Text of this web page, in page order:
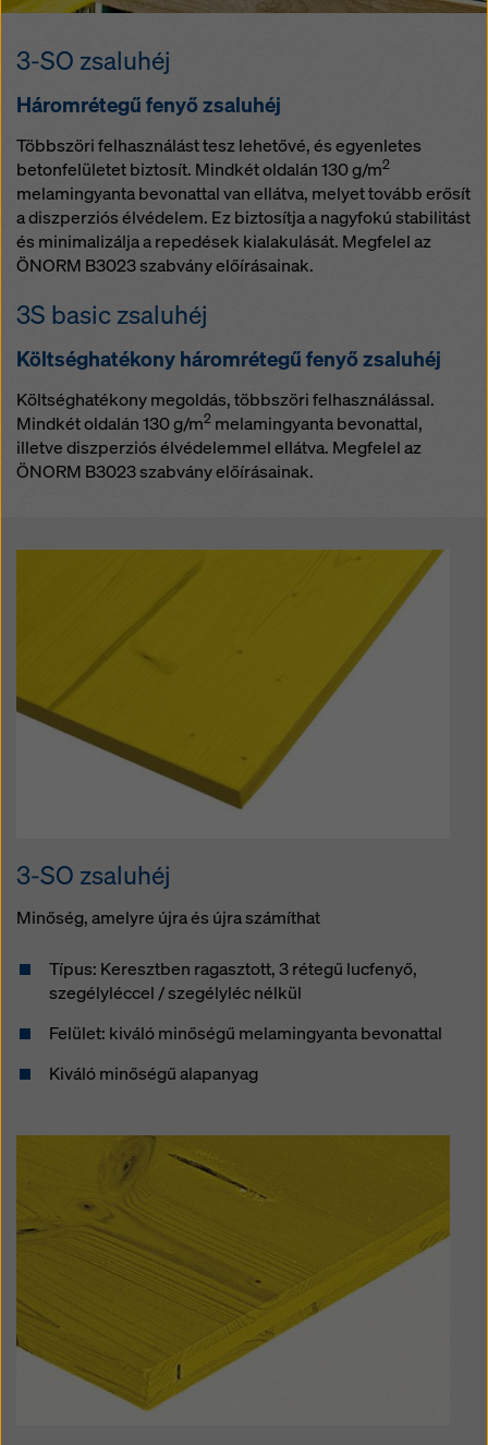
3-SO zsaluhéj
Háromrétegű fenyő zsaluhéj
Többszöri felhasználást tesz lehetővé, és egyenletes
betonfelületet biztosít. Mindkét oldalán 130 g/m2
melamingyanta bevonattal van ellátva, melyet tovább erősít
a diszperziós élvédelem. Ez biztosítja a nagyfokú stabilitást
és minimalizálja a repedések kialakulását. Megfelel az
ÖNORM B3023 szabvány előírásainak.
3S basic zsaluhéj
Költséghatékony háromrétegű fenyő zsaluhéj
Költséghatékony megoldás, többszöri felhasználással.
Mindkét oldalán 130 g/m2 melamingyanta bevonattal,
illetve diszperziós élvédelemmel ellátva. Megfelel az
ÖNORM B3023 szabvány előírásainak.
3-SO zsaluhéj
Minőség, amelyre újra és újra számíthat
Típus: Keresztben ragasztott, 3 rétegű lucfenyő,
szegélyléccel / szegélyléc nélkül
Felület: kiváló minőségű melamingyanta bevonattal
Kiváló minőségű alapanyag
hozzáférhetnek, és hogy ez ellen nincs hatékony
kattintva, vagy a weboldal alján található cookie-
beállításokra kattintva és a megfelelő jelölőnégyzetek
segítségével acookie-beállítások
weboldal alján találhatócookie-beállításokra kattintva
bármikor visszavonhatja hozzájárulását a jövőre nézve
és indoklás nélkül.
További információkat a cookie-królAdatvédelmi
szabályzatunkbantalál. Lehetőséget biztosítunk
beállítások).